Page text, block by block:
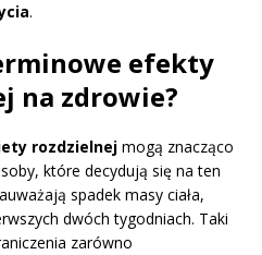
.
efekty
na zdrowie?
rozdzielnej mogą znacząco
które decydują się na ten
spadek masy ciała,
dwóch tygodniach. Taki
zarówno